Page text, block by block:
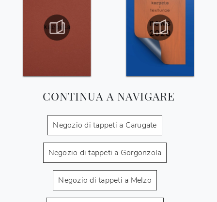
CONTINUA A NAVIGARE
Negozio di tappeti a Carugate
Negozio di tappeti a Gorgonzola
Negozio di tappeti a Melzo